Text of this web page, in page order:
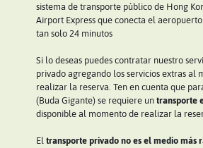
sistema de transporte público de Hong
Airport Express que conecta el
tan solo 24 minutos
Si lo deseas puedes contratar nuestro
privado agregando los servicios extras al
realizar la reserva. Ten en cuenta que
(Buda Gigante) se requiere untransporte
disponible al momento de realizar la
Eltransporte privado no es el medio más